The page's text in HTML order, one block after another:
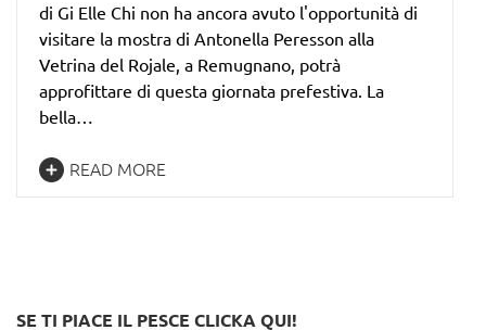
di Gi Elle Chi non ha ancora avuto l'opportunità di
visitare la mostra di Antonella Peresson alla
Vetrina del Rojale, a Remugnano, potrà
approfittare di questa giornata prefestiva. La
bella…
READ MORE
SE TI PIACE IL PESCE CLICKA QUI!